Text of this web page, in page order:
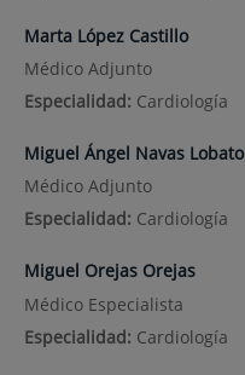
Marta López Castillo
Médico Adjunto
Especialidad: Cardiología
Miguel Ángel Navas Lobato
Médico Adjunto
Especialidad: Cardiología
Miguel Orejas Orejas
Médico Especialista
Especialidad: Cardiología